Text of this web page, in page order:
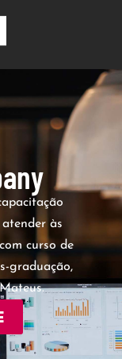
às
curso de
graduação,
password?